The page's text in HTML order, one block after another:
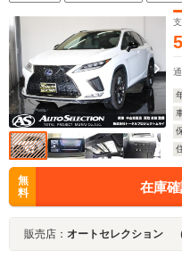
無
料
在庫
販売店： オートセレクション